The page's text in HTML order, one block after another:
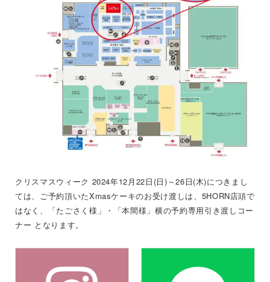
クリスマスウィーク 2024年12月22日(日)～26日(木)につきまし
ては、ご予約頂いたXmasケーキのお受け渡しは、5HORN店頭で
はなく、「たごさく様」・「本間様」横の予約専用引き渡しコー
ナー となります。